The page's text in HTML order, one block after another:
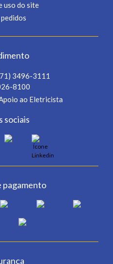
uso do site
3496-3111
8100
ao Eletricista
sociais
pagamento